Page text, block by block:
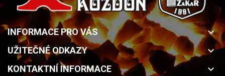
INFORMACE PRO VÁS keyboard_arrow_down
UŽITEČNÉ ODKAZY keyboard_arrow_down
KONTAKTNÍ INFORMACE keyboard_arrow_down